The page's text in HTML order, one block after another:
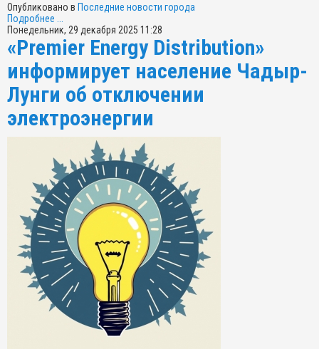
Опубликовано в Последние новости города
Подробнее ...
Понедельник, 29 декабря 2025 11:28
«Premier Energy Distribution»
информирует население Чадыр-
Лунги об отключении
электроэнергии